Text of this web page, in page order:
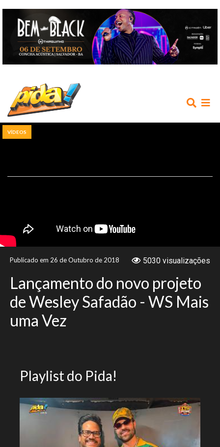
VÍDEOS
PROMOÇÕES
VÍDEOS
Publicado em 26 de Outubro de 2018 5030 visualizações
Lançamento do novo projeto
de Wesley Safadão - WS Mais
uma Vez
Playlist do Pida!